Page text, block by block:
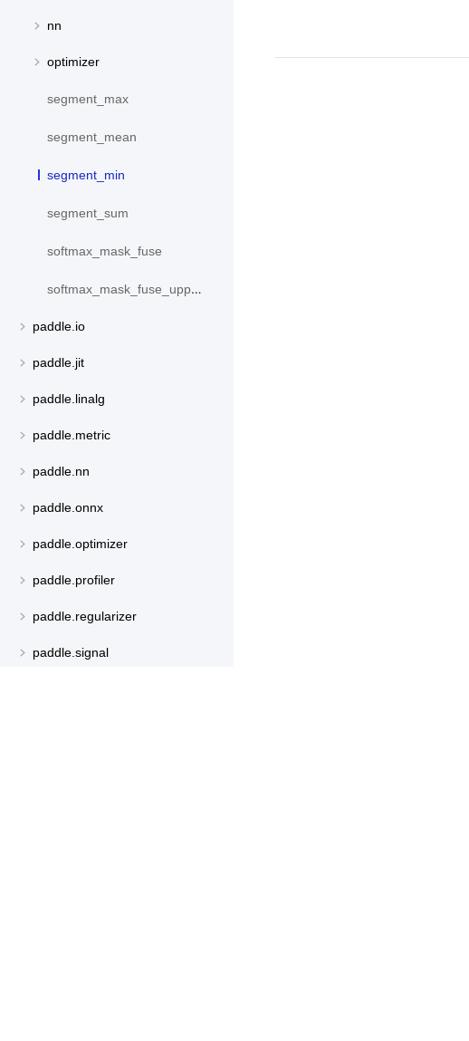
nn
optimizer
segment_max
segment_mean
segment_min
segment_sum
softmax_mask_fuse
softmax_mask_fuse_upper_triangle
paddle.io
paddle.jit
paddle.linalg
paddle.metric
paddle.nn
paddle.onnx
paddle.optimizer
paddle.profiler
paddle.regularizer
paddle.signal